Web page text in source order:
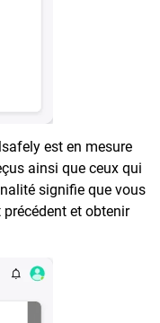
est en mesure
ainsi que ceux qui
signifie que vous
et obtenir